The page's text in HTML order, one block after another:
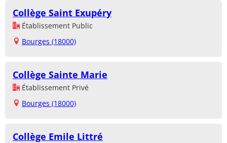
Collège Saint Exupéry
Établissement Public
Bourges (18000)
Collège Sainte Marie
Établissement Privé
Bourges (18000)
Collège Emile Littré